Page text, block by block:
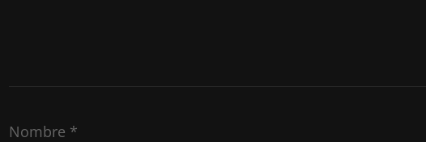
Nombre *